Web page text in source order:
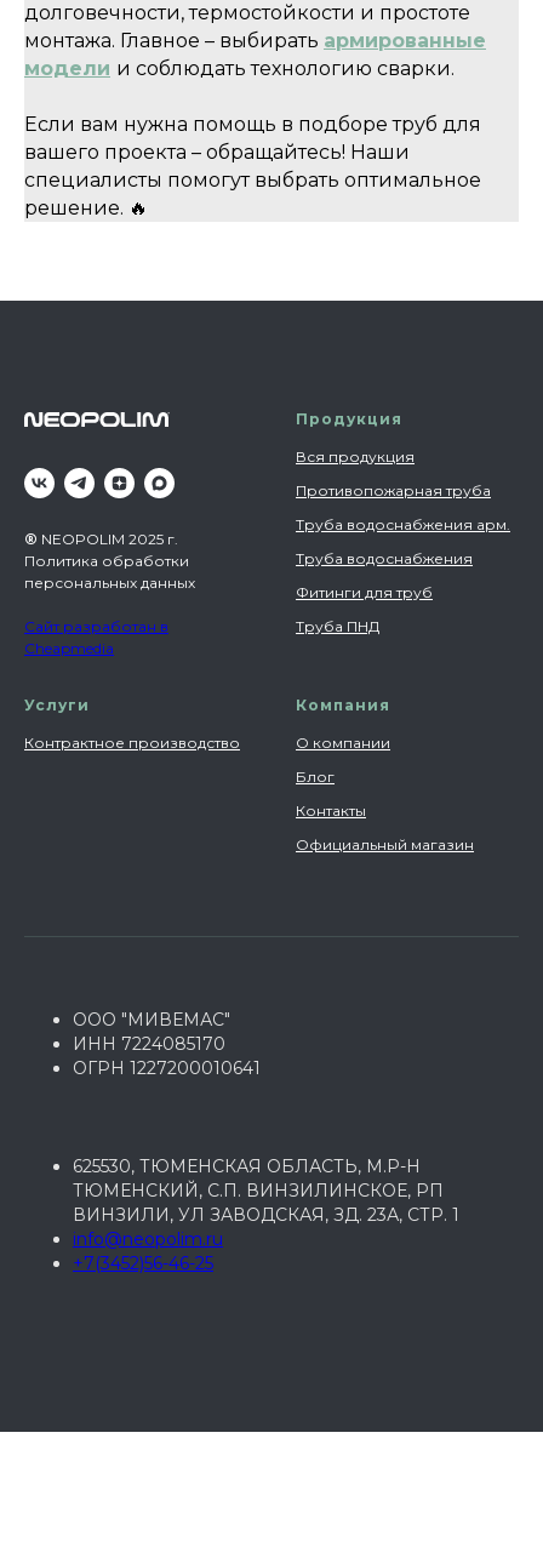
долговечности, термостойкости и простоте
монтажа. Главное – выбирать армированные
модели и соблюдать технологию сварки.
Если вам нужна помощь в подборе труб для
вашего проекта – обращайтесь! Наши
специалисты помогут выбрать оптимальное
решение. 🔥
® NEOPOLIM 2025 г.
Политика обработки
персональных данных
Сайт разработан в
Cheapmedia
Продукция
Вся продукция
Противопожарная труба
Труба водоснабжения арм.
Труба водоснабжения
Фитинги для труб
Труба ПНД
Услуги
Контрактное производство
Компания
О компании
Блог
Контакты
Официальный магазин
ООО "МИВЕМАС"
ИНН 7224085170
ОГРН 1227200010641
625530, ТЮМЕНСКАЯ ОБЛАСТЬ, М.Р-Н
ТЮМЕНСКИЙ, С.П. ВИНЗИЛИНСКОЕ, РП
ВИНЗИЛИ, УЛ ЗАВОДСКАЯ, ЗД. 23А, СТР. 1
info@neopolim.ru
+7(3452)56-46-25